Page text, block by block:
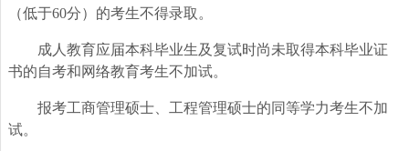
（低于60分）的考生不得录取。
成人教育应届本科毕业生及复试时尚未取得本科毕业证
书的自考和网络教育考生不加试。
报考工商管理硕士、工程管理硕士的同等学力考生不加
试。